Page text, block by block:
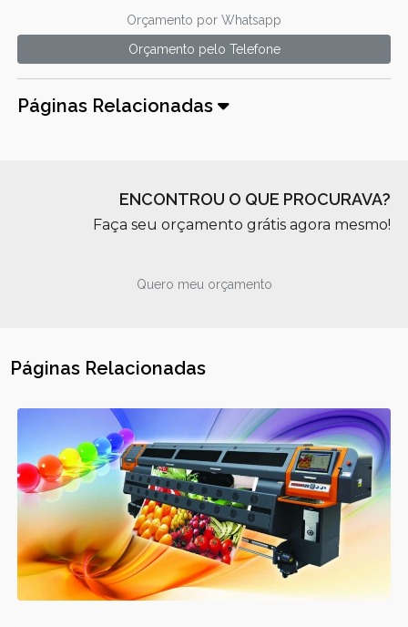
Orçamento por Whatsapp
Orçamento pelo Telefone
Páginas Relacionadas
ENCONTROU O QUE PROCURAVA?
Faça seu orçamento grátis agora mesmo!
Quero meu orçamento
Páginas Relacionadas